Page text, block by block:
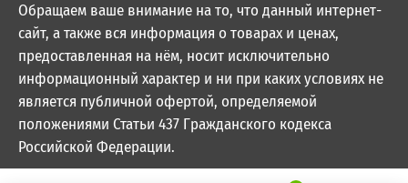
Обращаем ваше внимание на то, что данный интернет-
сайт, а также вся информация о товарах и ценах,
предоставленная на нём, носит исключительно
информационный характер и ни при каких условиях не
является публичной офертой, определяемой
положениями Статьи 437 Гражданского кодекса
Российской Федерации.